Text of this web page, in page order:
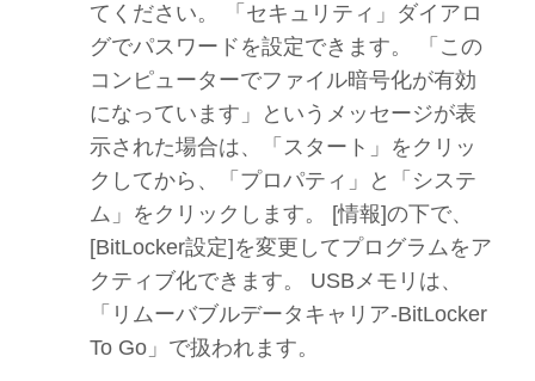
てください。 「セキュリティ」ダイアロ
グでパスワードを設定できます。 「この
コンピューターでファイル暗号化が有効
になっています」というメッセージが表
示された場合は、「スタート」をクリッ
クしてから、「プロパティ」と「システ
ム」をクリックします。 [情報]の下で、
[BitLocker設定]を変更してプログラムをア
クティブ化できます。 USBメモリは、
「リムーバブルデータキャリア-BitLocker
To Go」で扱われます。